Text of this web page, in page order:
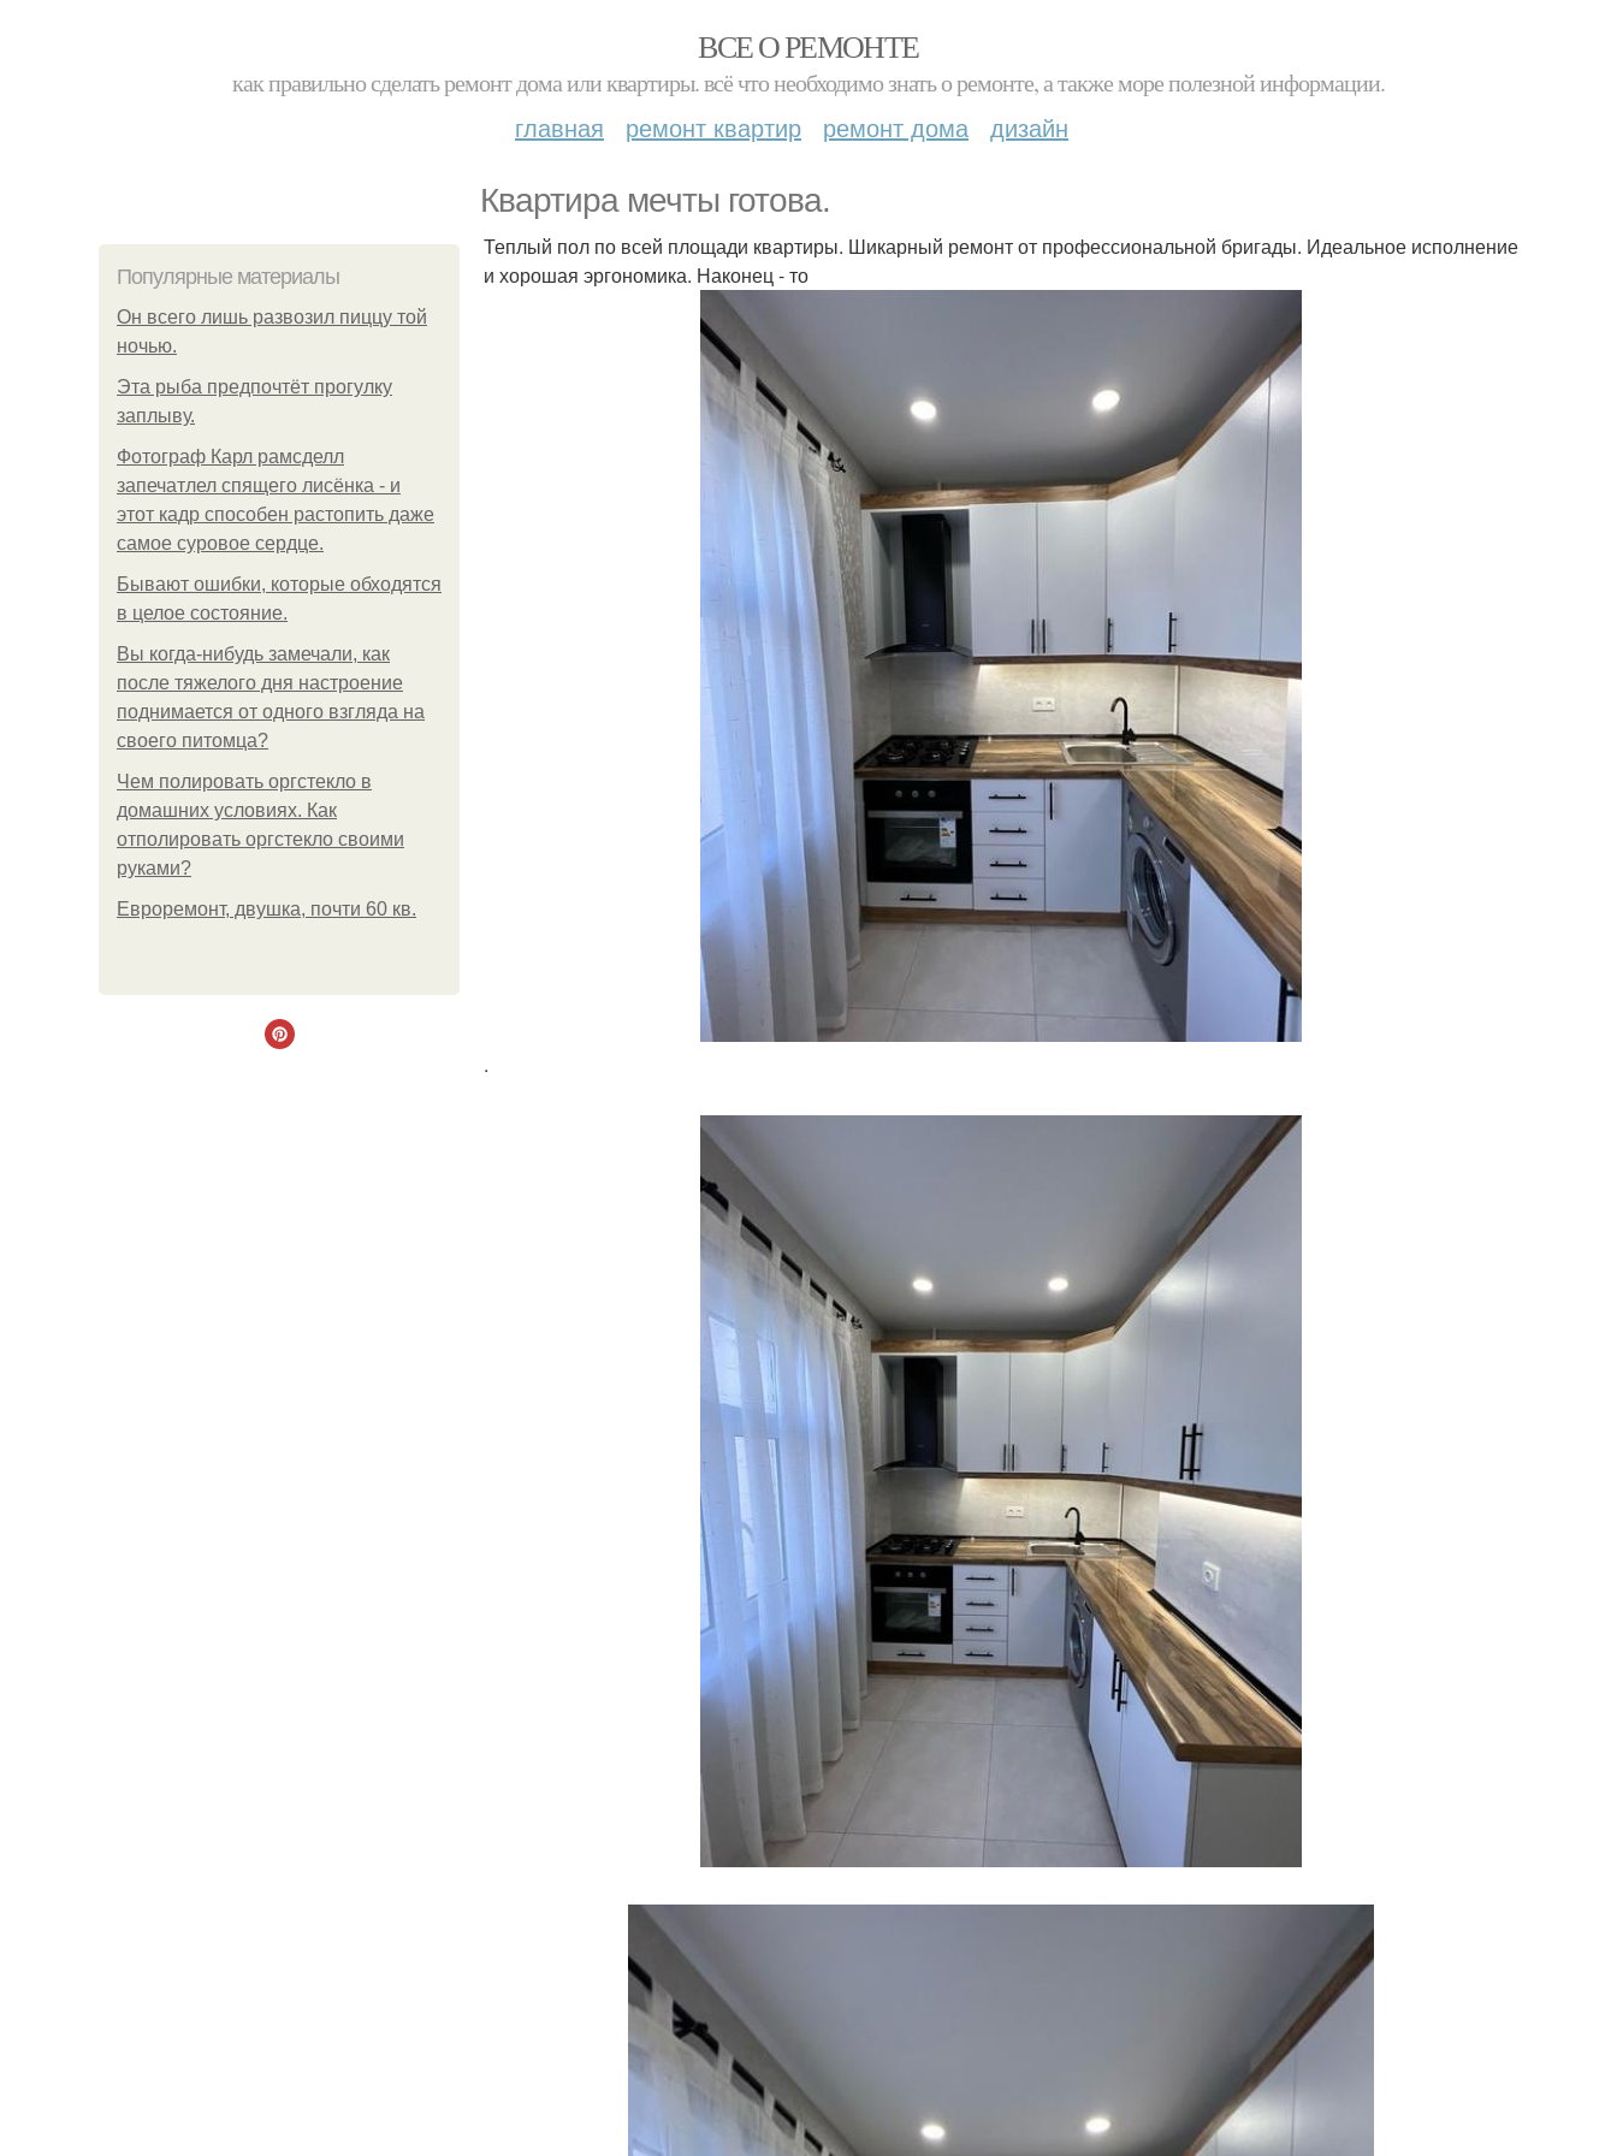
ВСЕ О РЕМОНТЕ
как правильно сделать ремонт дома или квартиры. всё что необходимо знать о ремонте, а также море полезной информации.
главная ремонт квартир ремонт дома дизайн
Квартира мечты готова.
Популярные материалы
Он всего лишь развозил пиццу той
ночью.
Эта рыба предпочтёт прогулку
заплыву.
Фотограф Карл рамсделл
запечатлел спящего лисёнка - и
этот кадр способен растопить даже
самое суровое сердце.
Бывают ошибки, которые обходятся
в целое состояние.
Вы когда-нибудь замечали, как
после тяжелого дня настроение
поднимается от одного взгляда на
своего питомца?
Чем полировать оргстекло в
домашних условиях. Как
отполировать оргстекло своими
руками?
Евроремонт, двушка, почти 60 кв.
Теплый пол по всей площади квартиры. Шикарный ремонт от профессиональной бригады. Идеальное исполнение
и хорошая эргономика. Наконец - то
.